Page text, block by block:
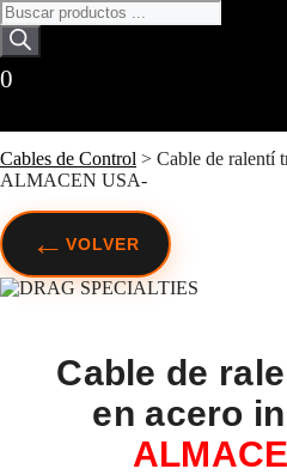
Cables de Control > Cable de ralentí
ALMACEN USA-
0
← VOLVER
Cable de
en acero